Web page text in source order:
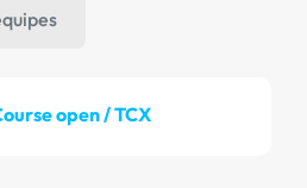
open / TCX